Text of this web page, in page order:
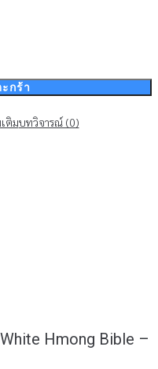
กร้า
ติมบทวิจารณ์ (0)
Hmong Bible –